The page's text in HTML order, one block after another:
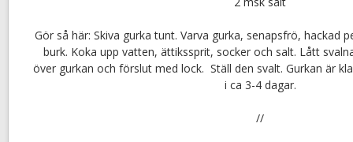
Gör så här: Skiva gurka tunt. Varva gurka, senapsfrö, hackad
burk. Koka upp vatten, ättikssprit, socker och salt. Lått
över gurkan och förslut med lock. Ställ den svalt. Gurkan är
i ca 3-4 dagar.
//